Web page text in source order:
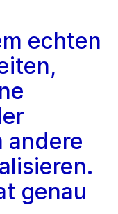
echten
andere
genau